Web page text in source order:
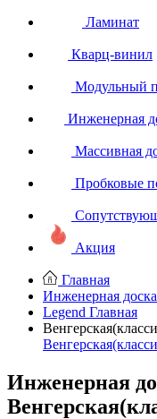
Ламинат
Кварц-винил
Модульный
Инженерная
Массивная
Пробковые
Акция
Главная
Инженерная доска
Legend Главная
Инженерная